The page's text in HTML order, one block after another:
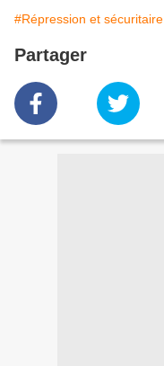
#Répression et sécuritaire
Partager